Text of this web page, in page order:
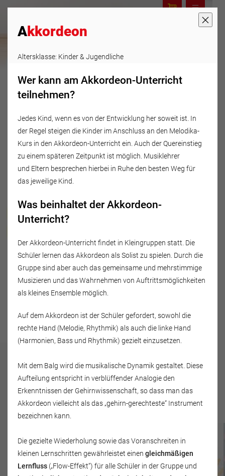
Musikschule Fröhlich
Rabis 17
07646 Schlöben
Deutschland
Tel.: 036428-41122
Das „fröhliche"
Unterrichtsangebot umfasst:
Akkordeon
Altersklasse: Kinder & Jugendliche
Wer kann am Akkordeon-Unterricht
teilnehmen?
Jedes Kind, wenn es von der Entwicklung her soweit ist. In
der Regel steigen die Kinder im Anschluss an den Melodika-
Kurs in den Akkordeon-Unterricht ein. Auch der Quereinstieg
zu einem späteren Zeitpunkt ist möglich. Musiklehrer
und Eltern besprechen hierbei in Ruhe den besten Weg für
das jeweilige Kind.
Was beinhaltet der Akkordeon-
Unterricht?
Der Akkordeon-Unterricht findet in Kleingruppen statt. Die
Schüler lernen das Akkordeon als Solist zu spielen. Durch die
Gruppe sind aber auch das gemeinsame und mehrstimmige
Musizieren und das Wahrnehmen von Auftrittsmöglichkeiten
als kleines Ensemble möglich.
Auf dem Akkordeon ist der Schüler gefordert, sowohl die
rechte Hand (Melodie, Rhythmik) als auch die linke Hand
(Harmonien, Bass und Rhythmik) gezielt einzusetzen.
Mit dem Balg wird die musikalische Dynamik gestaltet. Diese
Aufteilung entspricht in verblüffender Analogie den
Erkenntnissen der Gehirnwissenschaft, so dass man das
Akkordeon vielleicht als das „gehirn-gerechteste“ Instrument
bezeichnen kann.
Die gezielte Wiederholung sowie das Voranschreiten in
kleinen Lernschritten gewährleistet einen gleichmäßigen
Lernfluss („Flow-Effekt“) für alle Schüler in der Gruppe und